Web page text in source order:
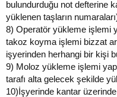
bulundurduğu not defterine
yüklenen taşların
8) Operatör yükleme işlemi
takoz koyma işlemi bizzat
işyerinden herhangi bir kişi
9) Moloz yükleme işlemi
tarafı alta gelecek şekilde
10)İşyerinde kantar